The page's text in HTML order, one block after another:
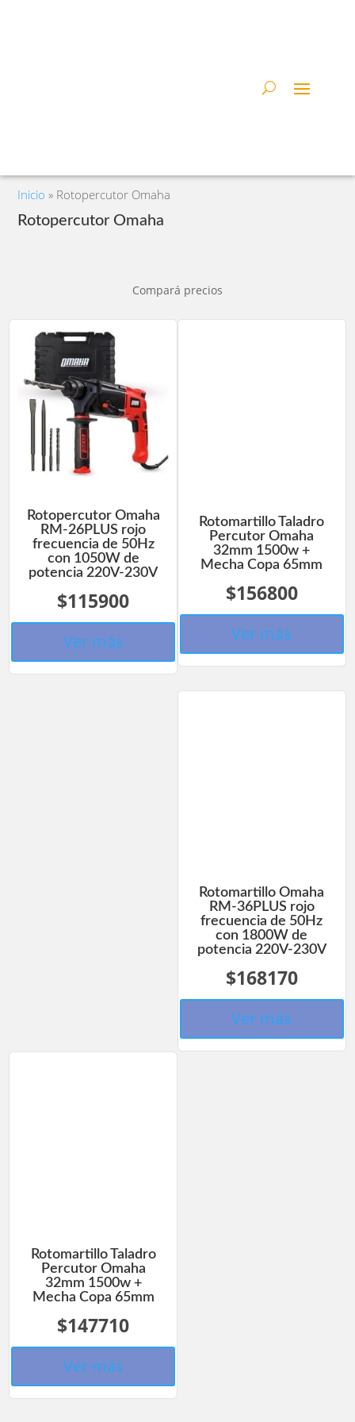
Inicio » Rotopercutor Omaha
Rotopercutor Omaha
Compará precios
Rotopercutor Omaha
RM-26PLUS rojo
frecuencia de 50Hz
con 1050W de
potencia 220V-230V
$115900
Ver más
Rotomartillo Taladro
Percutor Omaha
32mm 1500w +
Mecha Copa 65mm
$156800
Ver más
Rotomartillo Omaha
RM-36PLUS rojo
frecuencia de 50Hz
con 1800W de
potencia 220V-230V
$168170
Ver más
Rotomartillo Taladro
Percutor Omaha
32mm 1500w +
Mecha Copa 65mm
$147710
Ver más